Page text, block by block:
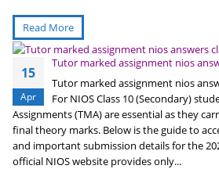
Read More
15
Apr
Tutor marked assignment nios
Tutor marked assignment nios
For NIOS Class 10 (Secondary)
Assignments (TMA) are essential as they
final theory marks. Below is the guide to
and important submission details for the
official NIOS website provides only...